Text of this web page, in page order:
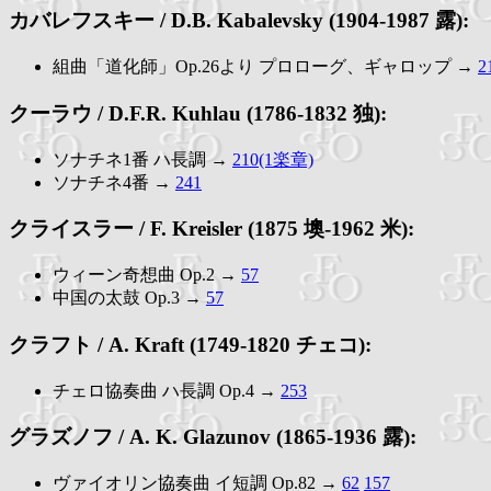
カバレフスキー / D.B. Kabalevsky (1904-1987 露):
組曲「道化師」Op.26より プロローグ、ギャロップ →
クーラウ / D.F.R. Kuhlau (1786-1832 独):
ソナチネ1番 ハ長調 → 210(1楽章)
ソナチネ4番 → 241
クライスラー / F. Kreisler (1875 墺-1962 米):
ウィーン奇想曲 Op.2 → 57
中国の太鼓 Op.3 →57
クラフト / A. Kraft (1749-1820 チェコ):
チェロ協奏曲 ハ長調 Op.4 → 253
グラズノフ / A. K. Glazunov (1865-1936 露):
ヴァイオリン協奏曲 イ短調 Op.82 → 62 157